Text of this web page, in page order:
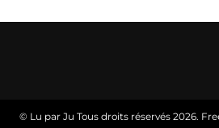
© Lu par Ju Tous droits réservés 2026.